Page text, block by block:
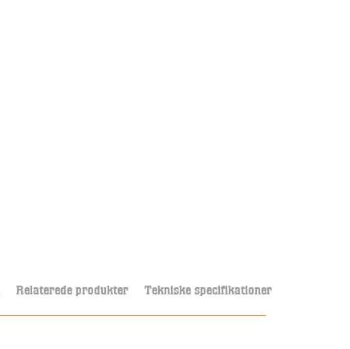
Relaterede produkter Tekniske specifikationer